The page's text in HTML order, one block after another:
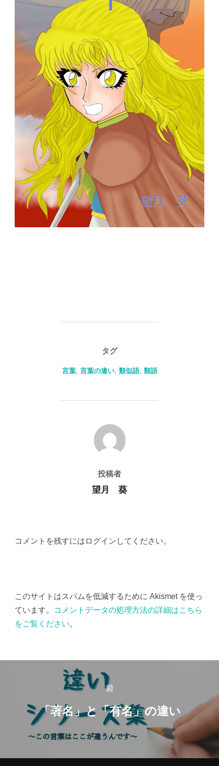
タグ
言葉, 言葉の違い, 類似語, 類語
投稿者
投稿者
望月 葵
コメントを残すにはログインしてください。
このサイトはスパムを低減するために Akismet を使っ
ています。
コメントデータの処理方法の詳細はこちら
をご覧ください。
前
前
「著名」と「有名」の違い